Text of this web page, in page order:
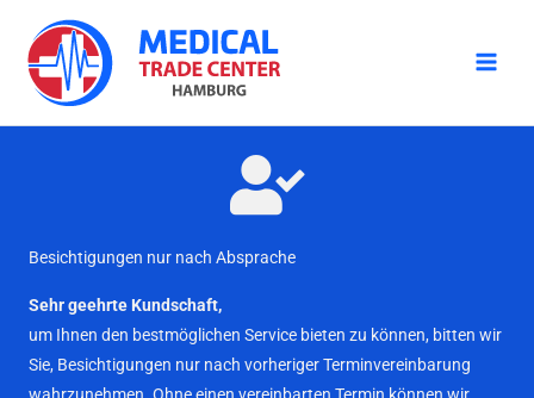
Inhalt
springen
Besichtigungen nur nach Absprache
Sehr geehrte Kundschaft,
um Ihnen den bestmöglichen Service bieten zu können, bitten wir
Sie, Besichtigungen nur nach vorheriger Terminvereinbarung
wahrzunehmen. Ohne einen vereinbarten Termin können wir